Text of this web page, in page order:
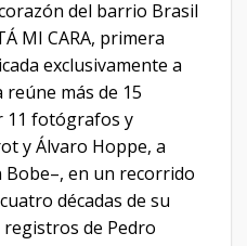
del barrio Brasil
MI CARA, primera
exclusivamente a
más de 15
11 fotógrafos y
y Álvaro Hoppe, a
Bobe–, en un recorrido
décadas de su
de Pedro